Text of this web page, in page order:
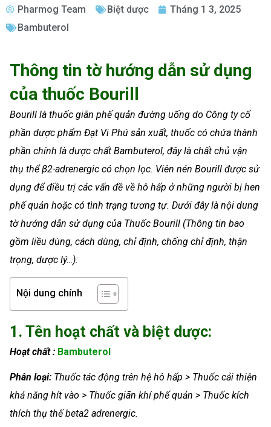
Pharmog Team Biệt dược
Tháng 1 3, 2025
Bambuterol
Thông tin tờ hướng dẫn sử dụng
của thuốc Bourill
Bourill là thuốc giãn phế quản đường uống do Công ty cổ
phần dược phẩm Đạt Vi Phú sản xuất, thuốc có chứa thành
phần chính là dược chất Bambuterol, đây là chất chủ vận
thụ thể β2-adrenergic có chọn lọc. Viên nén Bourill được sử
dụng để điều trị các vấn đề về hô hấp ở những người bị hen
phế quản hoặc có tình trạng tương tự. Dưới đây là nội dung
tờ hướng dẫn sử dụng của Thuốc Bourill (Thông tin bao
gồm liều dùng, cách dùng, chỉ định, chống chỉ định, thận
trọng, dược lý…):
Nội dung chính
1. Tên hoạt chất và biệt dược:
Hoạt chất : Bambuterol
Phân loại: Thuốc tác động trên hệ hô hấp > Thuốc cải thiện
khả năng hít vào > Thuốc giãn khí phế quản > Thuốc kích
thích thụ thế beta2 adrenergic.